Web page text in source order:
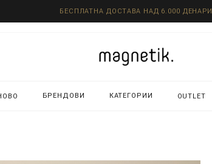
БЕСПЛАТНА ДОСТАВА НАД 6.000 ДЕНАРИ
БРЕНДОВИ КАТЕГОРИИ OUTLET